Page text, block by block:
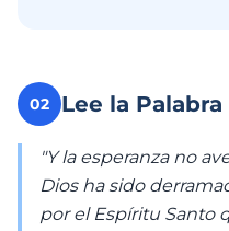
02 Lee la
"Y la esperanza no
Dios ha sido
por el Espíritu Santo